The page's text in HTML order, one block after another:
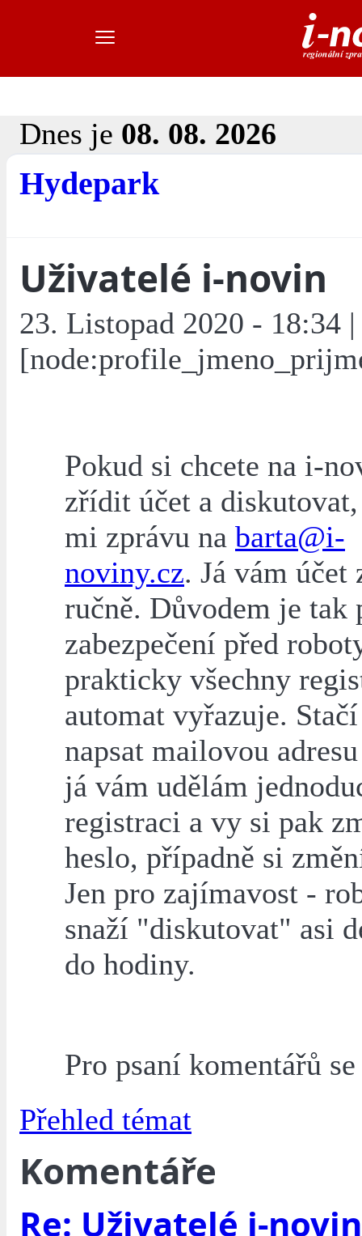
Dnes je 08. 08. 2026
Hydepark
Uživatelé i-novin
23. Listopad 2020 - 18:34 |
Pokud si chcete na i-
zřídit účet a
mi zprávu na barta@i-
noviny.cz. Já vám účet
ručně. Důvodem je tak
zabezpečení před
prakticky všechny
automat vyřazuje.
napsat mailovou
já vám udělám
registraci a vy si pak
heslo, případně si
Jen pro zajímavost -
snaží "diskutovat" asi
do hodiny.
Pro psaní komentářů
Přehled témat
Komentáře
Re: Uživatelé i-novin